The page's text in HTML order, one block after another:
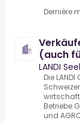
Dernière
(auch
LANDI
Die
und